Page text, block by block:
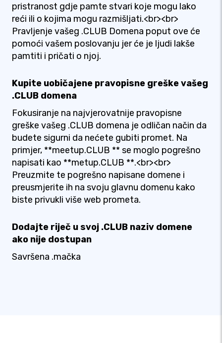
pristranost gdje pamte stvari koje mogu lako
reći ili o kojima mogu razmišljati.<br><br>
Pravljenje vašeg .CLUB Domena poput ove će
pomoći vašem poslovanju jer će je ljudi lakše
pamtiti i pričati o njoj.
Kupite uobičajene pravopisne greške vašeg
.CLUB domena
Fokusiranje na najvjerovatnije pravopisne
greške vašeg .CLUB domena je odličan način da
budete sigurni da nećete gubiti promet. Na
primjer, **meetup.CLUB ** se moglo pogrešno
napisati kao **metup.CLUB **.<br><br>
Preuzmite te pogrešno napisane domene i
preusmjerite ih na svoju glavnu domenu kako
biste privukli više web prometa.
Dodajte riječ u svoj .CLUB naziv domene
ako nije dostupan
Savršena .mačka